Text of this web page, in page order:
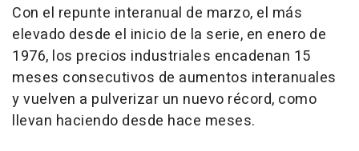
Con el repunte interanual de marzo, el más
elevado desde el inicio de la serie, en enero de
1976, los precios industriales encadenan 15
meses consecutivos de aumentos interanuales
y vuelven a pulverizar un nuevo récord, como
llevan haciendo desde hace meses.